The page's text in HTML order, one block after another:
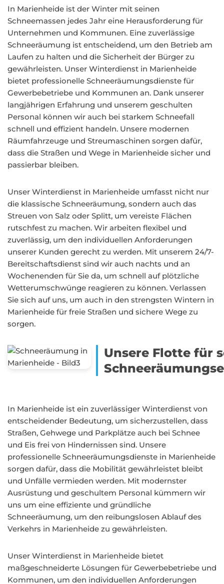
In Marienheide ist der Winter mit seinen
Schneemassen jedes Jahr eine Herausforderung für
Unternehmen und Kommunen. Eine zuverlässige
Schneeräumung ist entscheidend, um den Betrieb am
Laufen zu halten und die Sicherheit der Bürger zu
gewährleisten. Unser Winterdienst in Marienheide
bietet professionelle Schneeräumungsdienste für
Gewerbebetriebe und Kommunen an. Dank unserer
langjährigen Erfahrung und unserem geschulten
Personal können wir auch bei starkem Schneefall
schnell und effizient handeln. Unsere modernen
Räumfahrzeuge und Streumaschinen sorgen dafür,
dass die Straßen und Wege in Marienheide sicher und
passierbar bleiben.
Unser Winterdienst in Marienheide umfasst nicht nur
die klassische Schneeräumung, sondern auch das
Streuen von Salz oder Splitt, um vereiste Flächen
rutschfest zu machen. Wir arbeiten flexibel und
zuverlässig, um den individuellen Anforderungen
unserer Kunden gerecht zu werden. Mit unserem 24/7-
Bereitschaftsdienst sind wir auch nachts und an
Wochenenden für Sie da, um schnell auf plötzliche
Wetterumschwünge reagieren zu können. Verlassen
Sie sich auf uns, um auch in den strengsten Wintern in
Marienheide für freie Straßen und sichere Wege zu
sorgen.
Unsere Flotte für
In Marienheide ist ein zuverlässiger Winterdienst von
entscheidender Bedeutung, um sicherzustellen, dass
Straßen, Gehwege und Parkplätze auch bei Schnee
und Eis frei von Hindernissen sind. Unsere
professionelle Schneeräumungsdienste in Marienheide
sorgen dafür, dass die Mobilität gewährleistet bleibt
und Unfälle vermieden werden. Mit modernster
Ausrüstung und geschultem Personal kümmern wir
uns um eine effiziente und gründliche
Schneeräumung, um den reibungslosen Ablauf des
Verkehrs in Marienheide zu gewährleisten.
Unser Winterdienst in Marienheide bietet
maßgeschneiderte Lösungen für Gewerbebetriebe und
Kommunen, um den individuellen Anforderungen